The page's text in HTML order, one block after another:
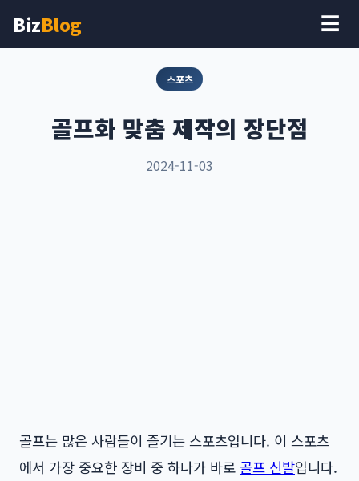
BizBlog ☰
스포츠
골프화 맞춤 제작의 장단점
2024-11-03
골프는 많은 사람들이 즐기는 스포츠입니다. 이 스포츠
에서 가장 중요한 장비 중 하나가 바로 골프 신발입니다.